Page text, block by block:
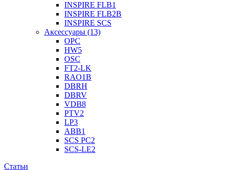
INSPIRE FLB1
INSPIRE FLB2B
INSPIRE SCS
Аксессуары (13)
OPC
HW5
OSC
FT2-LK
RAO1B
DBRH
DBRV
VDB8
PTV2
LP3
ABB1
SCS PC2
SCS-LE2
Статьи